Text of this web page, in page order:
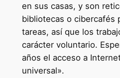
en sus casas, y son
bibliotecas o cibercafés
tareas, así que los
carácter voluntario.
años el acceso a
universal».